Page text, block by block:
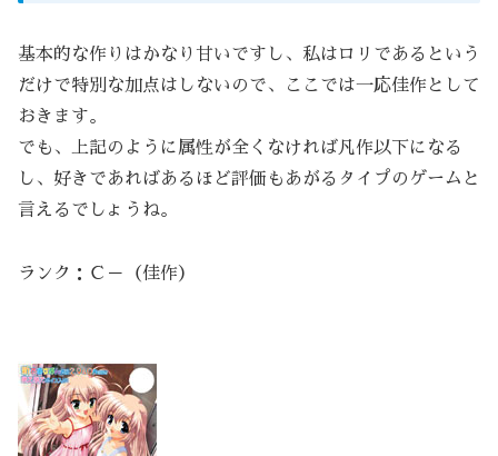
基本的な作りはかなり甘いですし、私はロリであるという
だけで特別な加点はしないので、ここでは一応佳作として
おきます。
でも、上記のように属性が全くなければ凡作以下になる
し、好きであればあるほど評価もあがるタイプのゲームと
言えるでしょうね。
ランク：Ｃ－（佳作）